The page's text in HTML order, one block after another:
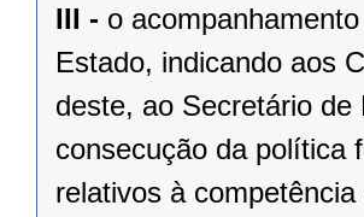
III - o
Estado, indicando aos
deste, ao Secretário
consecução da política
relativos à